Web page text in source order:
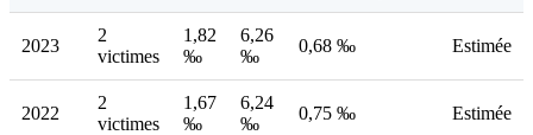
2023
2
victimes
1,82
‰
6,26
‰
0,68 ‰ Estimée
2022
2
victimes
1,67
‰
6,24
‰
0,75 ‰ Estimée